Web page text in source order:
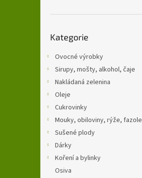
kategorie
Kategorie
Ovocné výrobky
Sirupy, mošty, alkohol, čaje
Nakládaná zelenina
Oleje
Cukrovinky
Mouky, obiloviny, rýže, fazole
Sušené plody
Dárky
Koření a bylinky
Osiva